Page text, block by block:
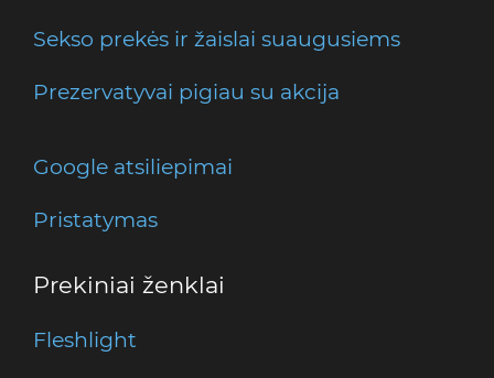
Sekso prekės ir žaislai suaugusiems
Prezervatyvai pigiau su akcija
Google atsiliepimai
Pristatymas
Prekiniai ženklai
Fleshlight